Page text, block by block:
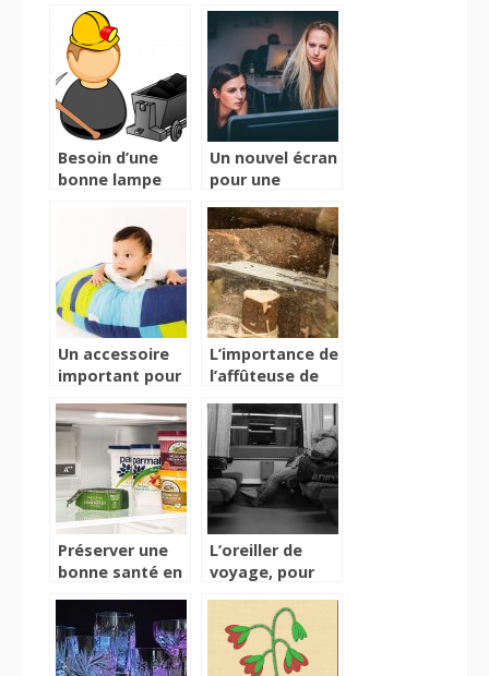
Besoin d’une
bonne lampe
Un nouvel écran
pour une
réussite
professionnelle
Un accessoire
important pour
l’allaitement
L’importance de
l’affûteuse de
Préserver une
bonne santé en
cellules de
refroidissement
L’oreiller de
voyage, pour
paisiblement
dans les
transports